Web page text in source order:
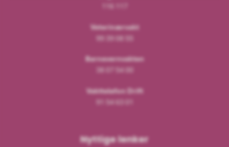
116 117
Veterinærvakt
99 39 08 55
Barnevernvakten
38 07 54 00
Vakttelefon Drift
91 54 63 01
Nyttige lenker